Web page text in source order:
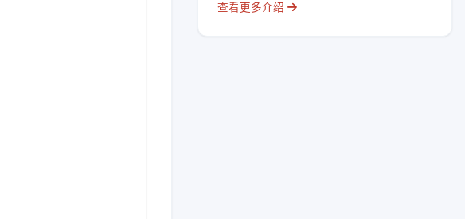
查看更多介绍